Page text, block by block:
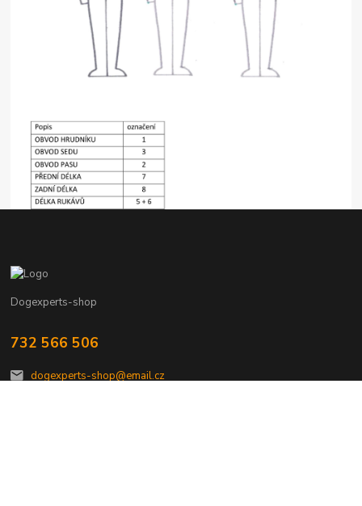
Dogexperts-shop
732 566 506
dogexperts-shop@email.cz